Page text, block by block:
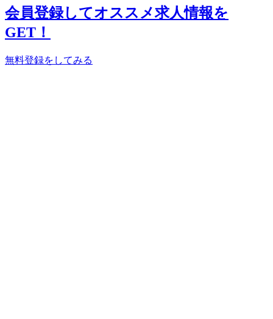
会員登録してオススメ求人情報を
GET！
無料登録をしてみる